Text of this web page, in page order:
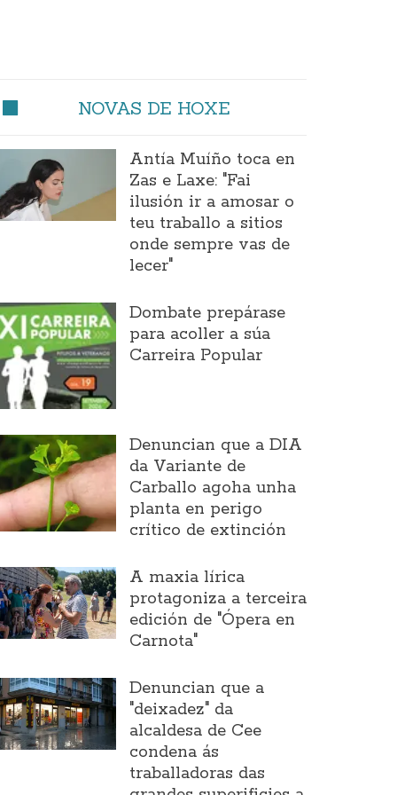
NOVAS DE HOXE
Antía Muíño toca en
Zas e Laxe: "Fai
ilusión ir a amosar o
teu traballo a sitios
onde sempre vas de
lecer"
Dombate prepárase
para acoller a súa
Carreira Popular
Denuncian que a DIA
da Variante de
Carballo agoha unha
planta en perigo
crítico de extinción
A maxia lírica
protagoniza a terceira
edición de "Ópera en
Carnota"
Denuncian que a
"deixadez" da
alcaldesa de Cee
condena ás
traballadoras das